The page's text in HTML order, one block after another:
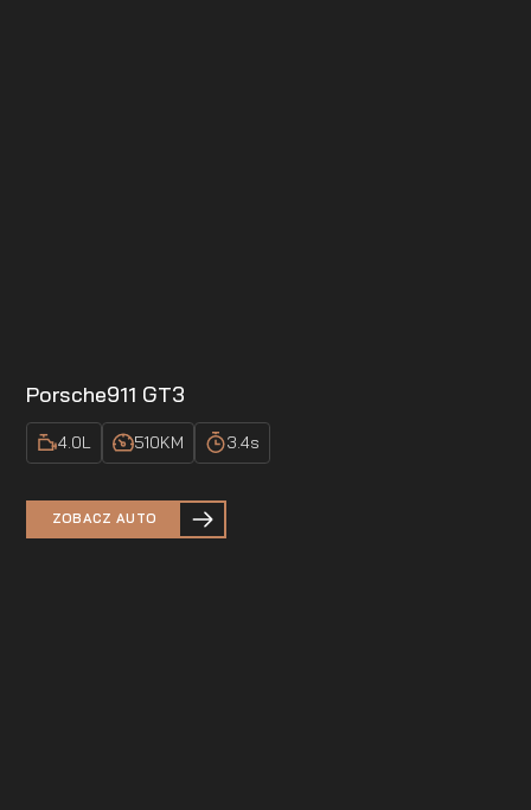
Porsche911 GT3
4.0L 510KM 3.4s
ZOBACZ AUTO